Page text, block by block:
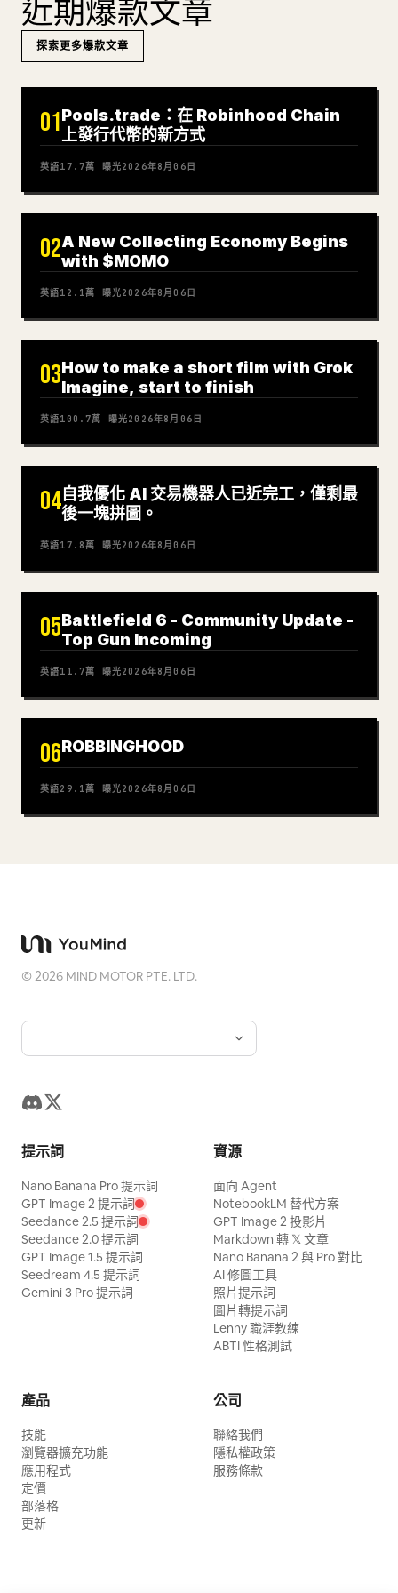
近期爆款文章
探索更多爆款文章
01Pools.trade：在 Robinhood Chain
上發行代幣的新方式
英語17.7萬 曝光2026年8月06日
02A New Collecting Economy Begins
with $MOMO
英語12.1萬 曝光2026年8月06日
03How to make a short film with Grok
Imagine, start to finish
英語100.7萬 曝光2026年8月06日
04自我優化 AI 交易機器人已近完工，僅剩最
後一塊拼圖。
英語17.8萬 曝光2026年8月06日
05Battlefield 6 - Community Update -
Top Gun Incoming
英語11.7萬 曝光2026年8月06日
06ROBBINGHOOD
英語29.1萬 曝光2026年8月06日
©2026 MIND MOTOR PTE. LTD.
提示詞
Nano Banana Pro 提示詞
GPT Image 2 提示詞
Seedance 2.5 提示詞
Seedance 2.0 提示詞
GPT Image 1.5 提示詞
Seedream 4.5 提示詞
Gemini 3 Pro 提示詞
資源
面向 Agent
NotebookLM 替代方案
GPT Image 2 投影片
Markdown 轉 𝕏 文章
Nano Banana 2 與 Pro 對比
AI 修圖工具
照片提示詞
圖片轉提示詞
Lenny 職涯教練
ABTI 性格測試
產品
技能
瀏覽器擴充功能
應用程式
定價
部落格
更新
公司
聯絡我們
隱私權政策
服務條款